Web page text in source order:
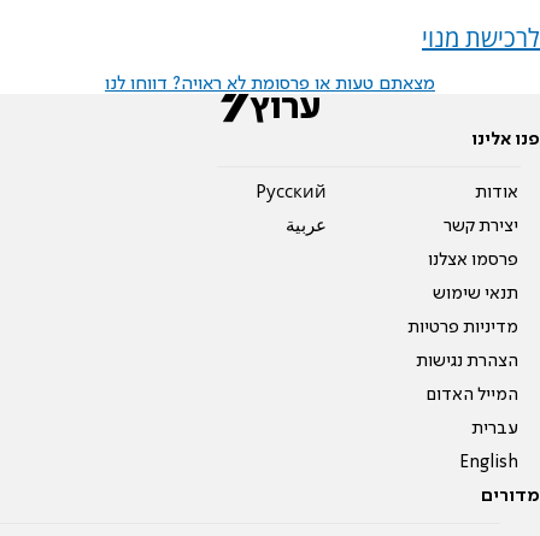
לרכישת מנוי
מצאתם טעות או פרסומת לא ראויה? דווחו לנו
פנו אלינו
אודות
יצירת קשר
פרסמו אצלנו
תנאי שימוש
מדיניות פרטיות
הצהרת נגישות
המייל האדום
עברית
English
Pусский
عربية
מדורים